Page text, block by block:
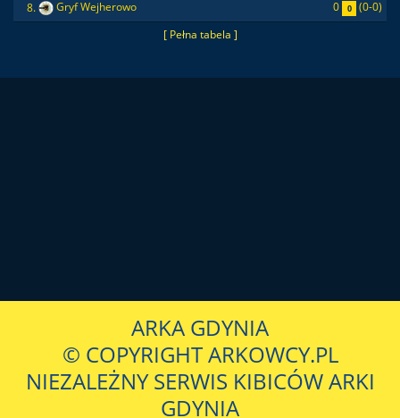
[ Pełna tabela ]
8.
Gryf Wejherowo 0 0 (0-0)
ARKA GDYNIA
© COPYRIGHT ARKOWCY.PL
NIEZALEŻNY SERWIS KIBICÓW ARKI
GDYNIA